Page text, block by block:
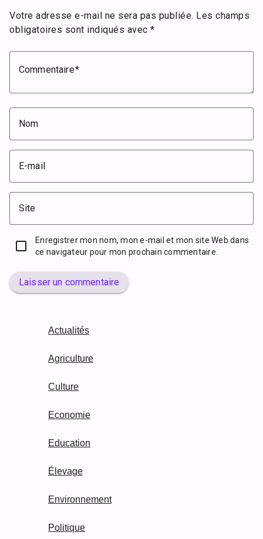
Votre adresse e-mail ne sera pas publiée. Les champs
obligatoires sont indiqués avec *
Commentaire
Nom
E-mail
Site
Enregistrer mon nom, mon e-mail et mon site Web dans
ce navigateur pour mon prochain commentaire.
Laisser un commentaire
Actualités
Agriculture
Culture
Economie
Education
Élevage
Environnement
Politique